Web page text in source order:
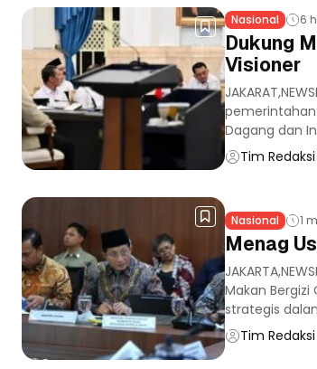
Nasional 6
Dukung
Visioner
pemerintahan
Dagang dan
Tim Redaksi
Nasional 1
Menag
Makan
strategis
Tim Redaksi